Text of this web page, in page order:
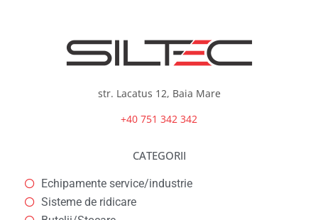
str. Lacatus 12, Baia Mare
+40 751 342 342
CATEGORII
Echipamente service/industrie
Sisteme de ridicare